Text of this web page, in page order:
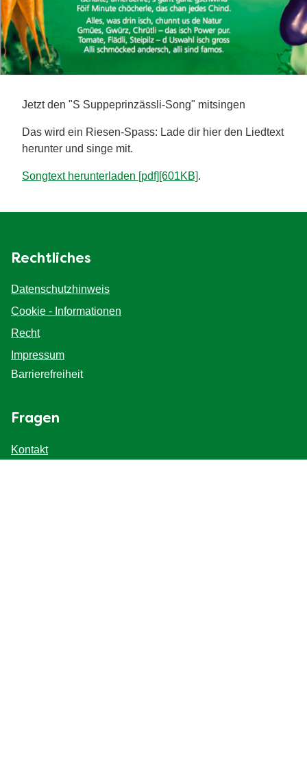
Jetzt den "S Suppeprinzässli-Song" mitsingen
Das wird ein Riesen-Spass: Lade dir hier den Liedtext
herunter und singe mit.
Songtext herunterladen [pdf][601KB].
Rechtliches
Datenschutzhinweis
Cookie-Einstellungen
Cookie - Informationen
Recht
Impressum